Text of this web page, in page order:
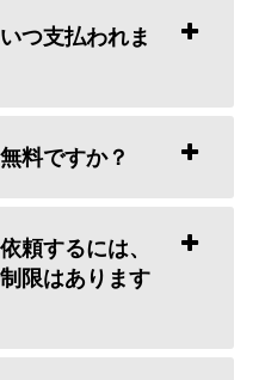
つ支払われま
料ですか？
頼するには、
限はあります